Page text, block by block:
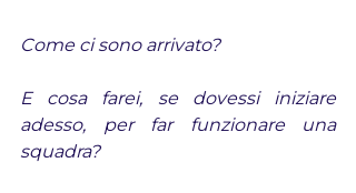
Come ci sono arrivato?
E cosa farei, se dovessi iniziare
adesso, per far funzionare una
squadra?